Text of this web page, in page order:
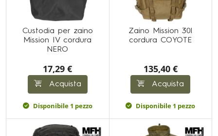
Custodia per zaino
Mission IV cordura
NERO
17,29 €
Acquista
Disponibile 1 pezzo
Zaino Mission 30l
cordura COYOTE
135,40 €
Acquista
Disponibile 1 pezzo